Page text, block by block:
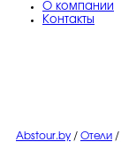
O компании
Контакты
Abstour.by / Отели /